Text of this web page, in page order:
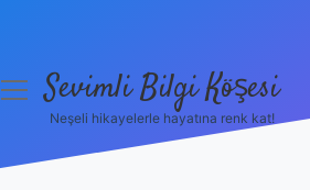
menüyüSevimli Bilgi Köşesi
Neşeli hikayelerle hayatına renk kat!